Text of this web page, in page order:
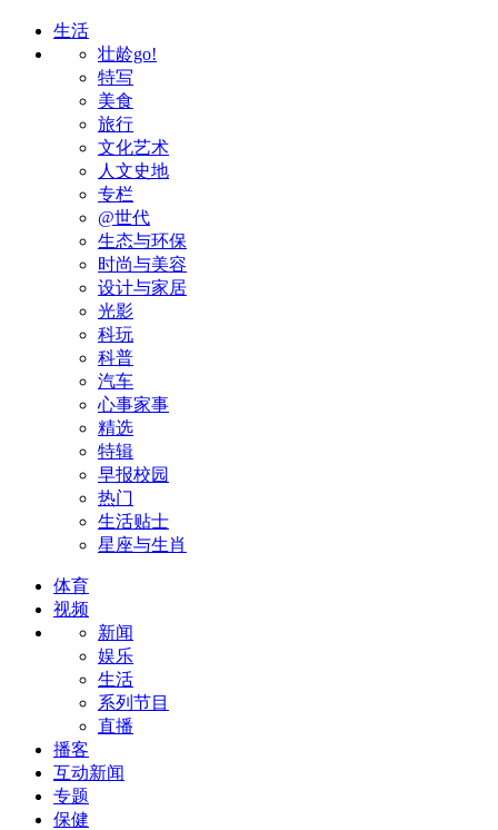
生活
壮龄go!
特写
美食
旅行
文化艺术
人文史地
专栏
@世代
生态与环保
时尚与美容
设计与家居
光影
科玩
科普
汽车
心事家事
精选
特辑
早报校园
热门
生活贴士
星座与生肖
体育
视频
新闻
娱乐
生活
系列节目
直播
播客
互动新闻
专题
保健